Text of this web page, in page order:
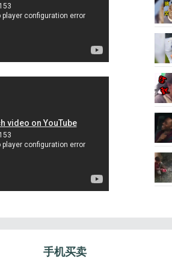
手机买卖